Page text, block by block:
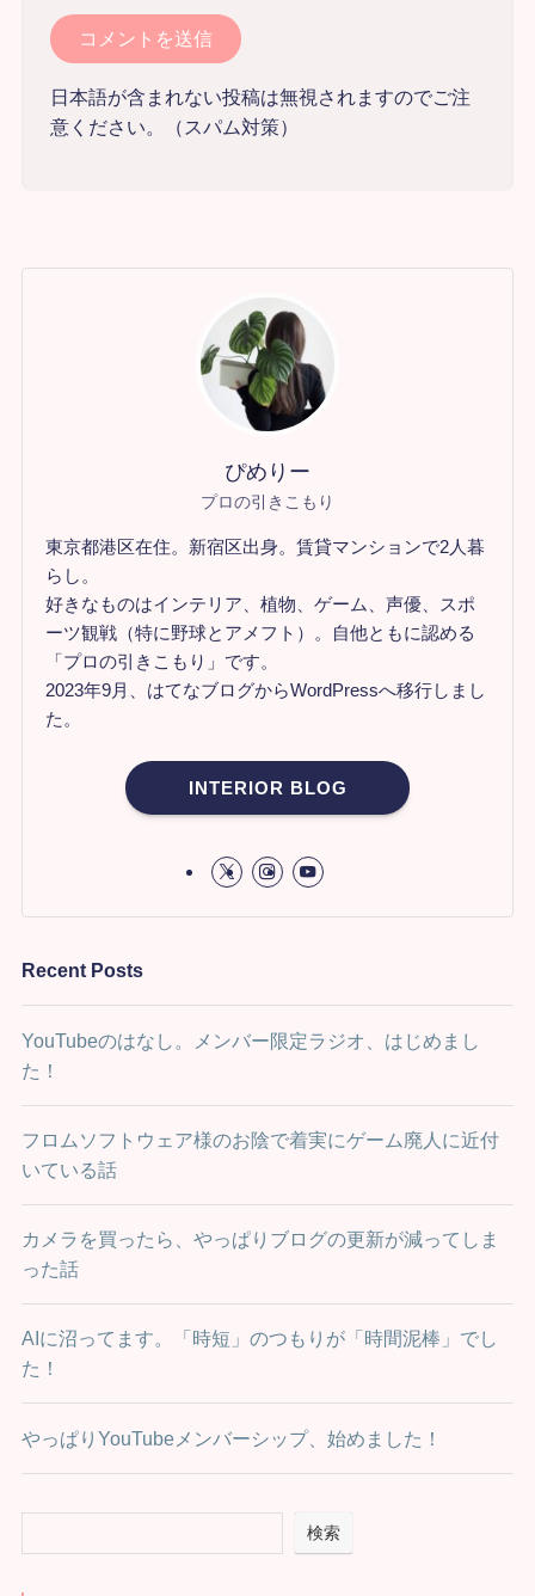
日本語が含まれない投稿は無視されますのでご注
意ください。（スパム対策）
ぴめりー
プロの引きこもり
東京都港区在住。新宿区出身。賃貸マンションで2人暮
らし。
好きなものはインテリア、植物、ゲーム、声優、スポ
ーツ観戦（特に野球とアメフト）。自他ともに認める
「プロの引きこもり」です。
2023年9月、はてなブログからWordPressへ移行しまし
た。
INTERIOR BLOG
Recent Posts
YouTubeのはなし。メンバー限定ラジオ、はじめまし
た！
フロムソフトウェア様のお陰で着実にゲーム廃人に近付
いている話
カメラを買ったら、やっぱりブログの更新が減ってしま
った話
AIに沼ってます。「時短」のつもりが「時間泥棒」でし
た！
やっぱりYouTubeメンバーシップ、始めました！
検索